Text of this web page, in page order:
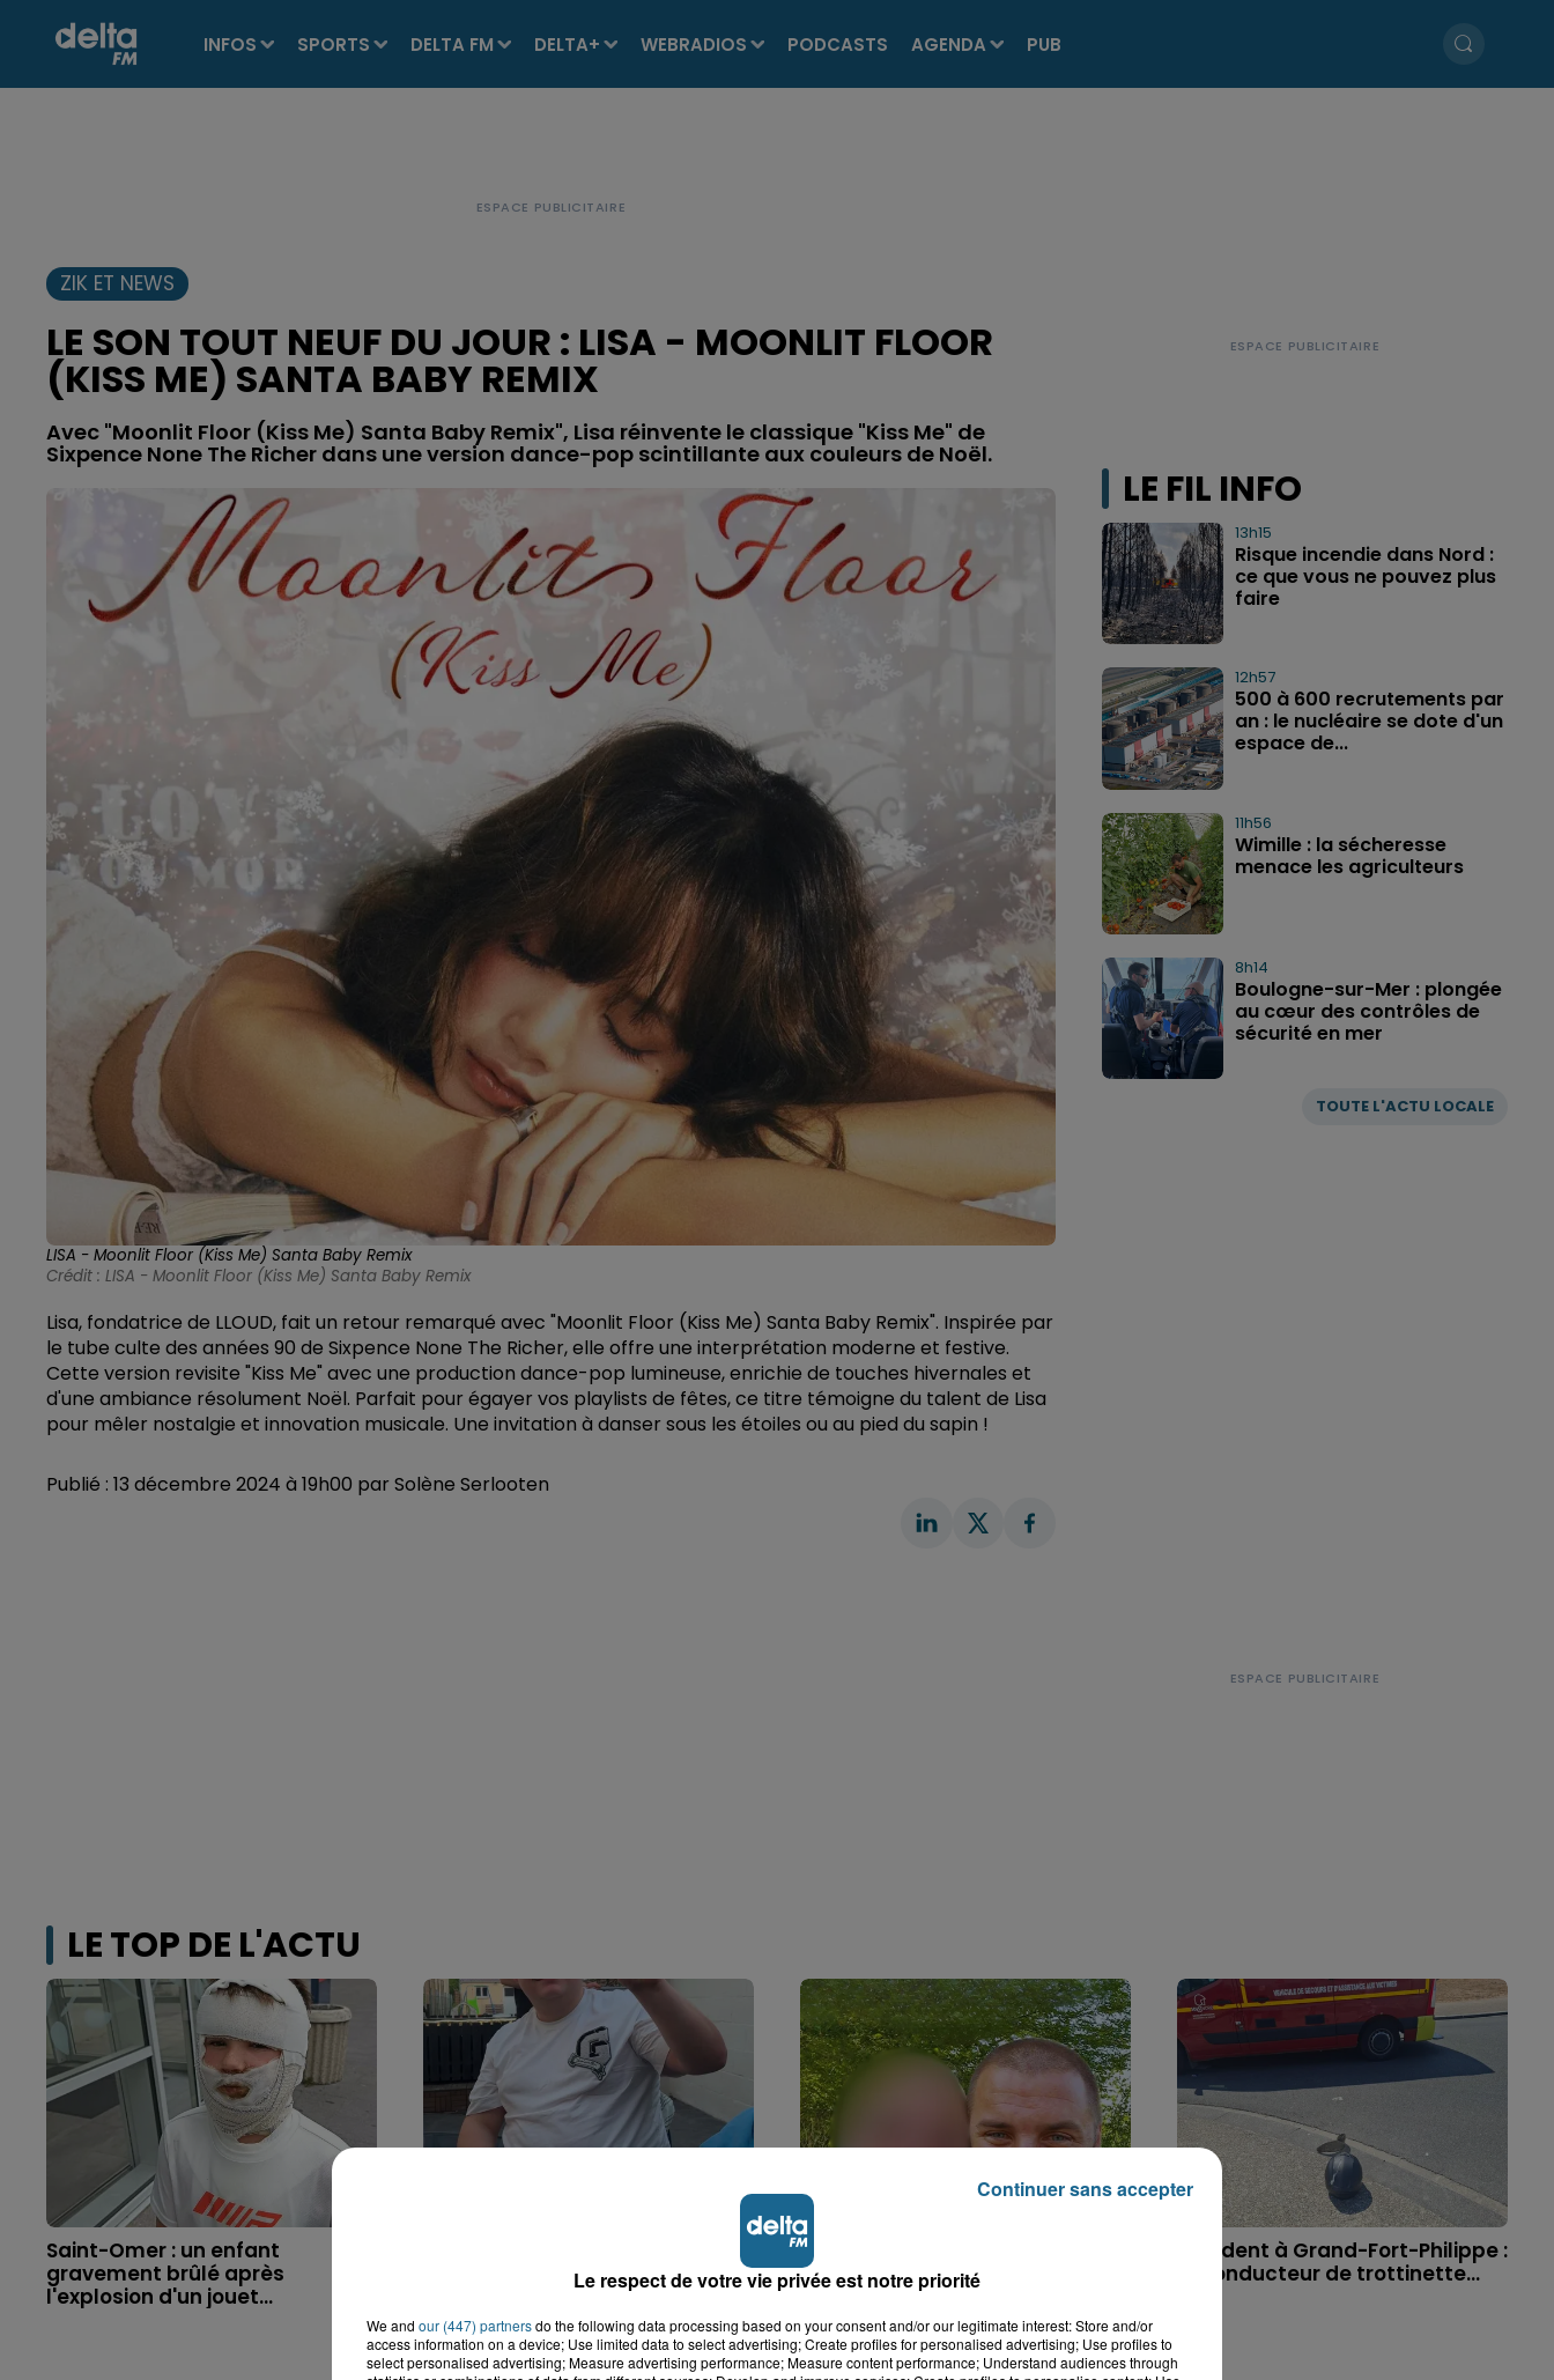
INFOS SPORTS DELTA FM DELTA+ WEBRADIOS PODCASTS AGENDA PUB
ZIK ET NEWS
LE SON TOUT NEUF DU JOUR : LISA - MOONLIT FLOOR
(KISS ME) SANTA BABY REMIX
Avec "Moonlit Floor (Kiss Me) Santa Baby Remix", Lisa réinvente le classique "Kiss Me" de
Sixpence None The Richer dans une version dance-pop scintillante aux couleurs de Noël.
LISA - Moonlit Floor (Kiss Me) Santa Baby Remix
Crédit : LISA - Moonlit Floor (Kiss Me) Santa Baby Remix
Lisa, fondatrice de LLOUD, fait un retour remarqué avec "Moonlit Floor (Kiss Me) Santa Baby Remix". Inspirée par
le tube culte des années 90 de Sixpence None The Richer, elle offre une interprétation moderne et festive.
Cette version revisite "Kiss Me" avec une production dance-pop lumineuse, enrichie de touches hivernales et
d'une ambiance résolument Noël. Parfait pour égayer vos playlists de fêtes, ce titre témoigne du talent de Lisa
pour mêler nostalgie et innovation musicale. Une invitation à danser sous les étoiles ou au pied du sapin !
Publié : 13 décembre 2024 à 19h00 par Solène Serlooten
LE FIL INFO
TOUTE L'ACTU LOCALE
13h15
Risque incendie dans Nord :
ce que vous ne pouvez plus
faire
12h57
500 à 600 recrutements par
an : le nucléaire se dote d'un
espace de...
11h56
Wimille : la sécheresse
menace les agriculteurs
8h14
Boulogne-sur-Mer : plongée
au cœur des contrôles de
sécurité en mer
LE TOP DE L'ACTU
Saint-Omer : un enfant
gravement brûlé après
l'explosion d'un jouet...
accident, Lucas s'en est allé
Disparition inquiétante à
Cappelle-la-Grande : Michael,
41 ans...
Accident à Grand-Fort-Philippe :
le conducteur de trottinette...
Le respect de votre vie privée est notre priorité
We and our (447) partnersdo the following data processing based on your consent and/or our legitimate interest: Store and/or
access information on a device; Use limited data to select advertising; Create profiles for personalised advertising; Use profiles to
select personalised advertising; Measure advertising performance; Measure content performance; Understand audiences through
Continuer sans accepter